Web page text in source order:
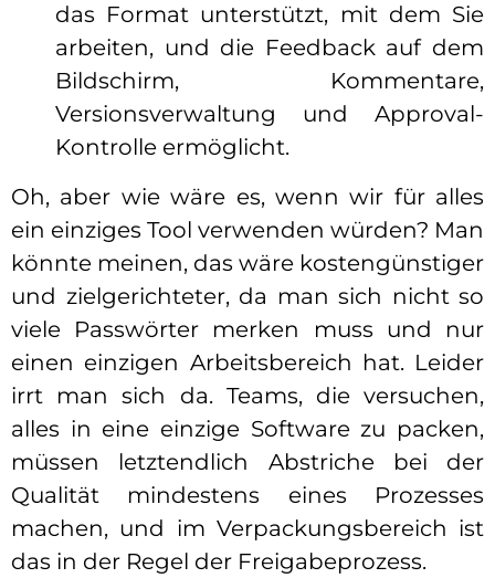
das Format unterstützt, mit dem Sie
arbeiten, und die Feedback auf dem
Bildschirm, Kommentare,
Versionsverwaltung und Approval-
Kontrolle ermöglicht.
Oh, aber wie wäre es, wenn wir für alles
ein einziges Tool verwenden würden? Man
könnte meinen, das wäre kostengünstiger
und zielgerichteter, da man sich nicht so
viele Passwörter merken muss und nur
einen einzigen Arbeitsbereich hat. Leider
irrt man sich da. Teams, die versuchen,
alles in eine einzige Software zu packen,
müssen letztendlich Abstriche bei der
Qualität mindestens eines Prozesses
machen, und im Verpackungsbereich ist
das in der Regel der Freigabeprozess.